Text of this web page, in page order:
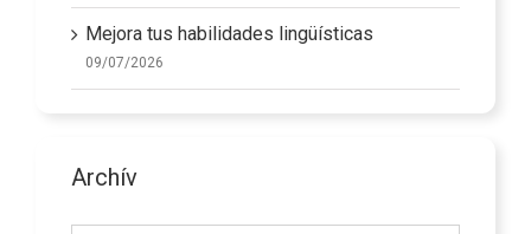
Mejora tus habilidades lingüísticas
09/07/2026
Archív